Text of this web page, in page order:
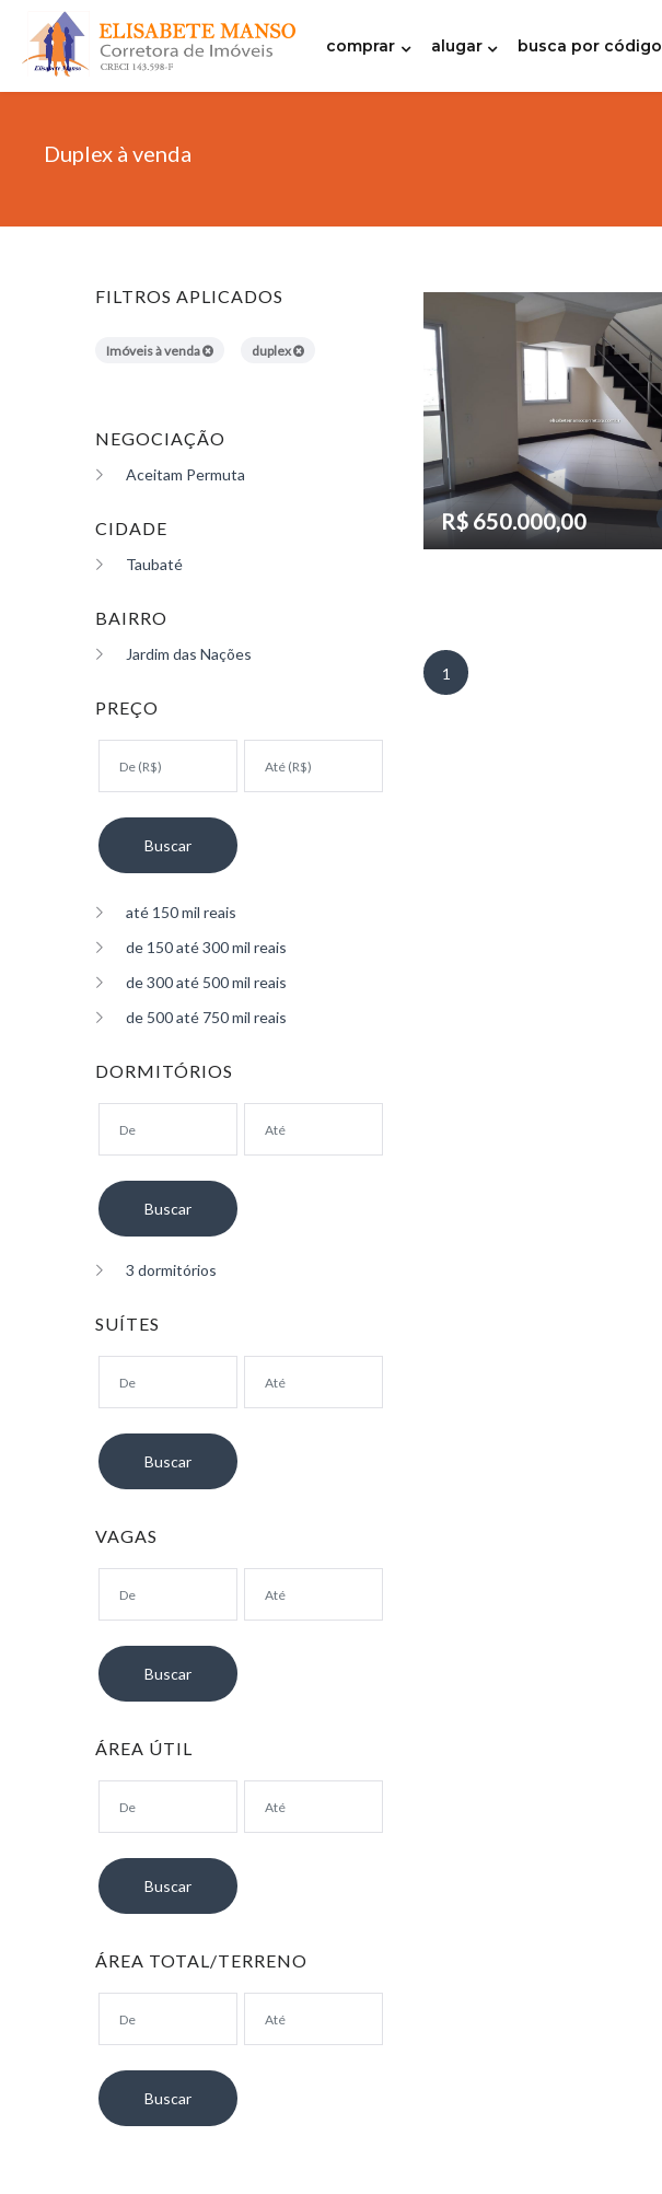
comprar alugar busca por código
Duplex à venda
FILTROS APLICADOS
Imóveis à venda duplex
NEGOCIAÇÃO
Aceitam Permuta
CIDADE
Taubaté
BAIRRO
Jardim das Nações
PREÇO
até 150 mil reais
de 150 até 300 mil reais
de 300 até 500 mil reais
de 500 até 750 mil reais
DORMITÓRIOS
3 dormitórios
SUÍTES
VAGAS
ÁREA ÚTIL
ÁREA TOTAL/TERRENO
R$ 650.000,00
1